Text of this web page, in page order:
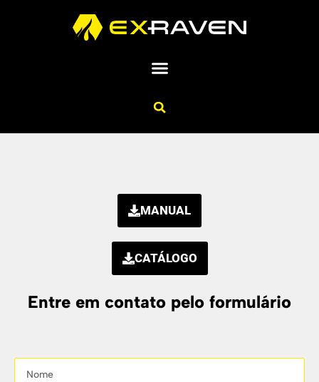
MANUAL
CATÁLOGO
Entre em contato pelo formulário